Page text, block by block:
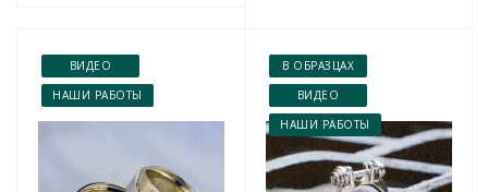
ВИДЕО
НАШИ РАБОТЫ
В ОБРАЗЦАХ
ВИДЕО
НАШИ РАБОТЫ